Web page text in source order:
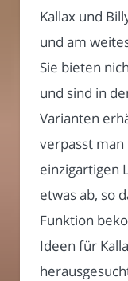
Kallax und
und am
Sie bieten
und sind in
Varianten
verpasst
einzigartigen
etwas ab, so
Funktion
Ideen für